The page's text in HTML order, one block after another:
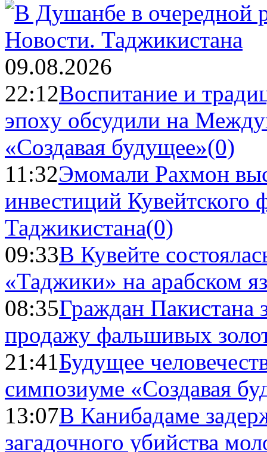
Новости. Таджикистана
09.08.2026
22:12Воспитание и
эпоху обсудили на
«Создавая будущее»(0)
11:32Эмомали Рахмон
инвестиций Кувейтского
Таджикистана(0)
09:33В Кувейте
«Таджики» на арабском
08:35Граждан Пакистана
продажу фальшивых
21:41Будущее
симпозиуме «Создавая
13:07В Канибадаме
загадочного убийства